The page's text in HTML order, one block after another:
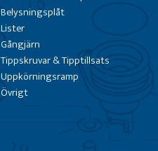
Belysningsplåt
Lister
Gångjärn
Tippskruvar & Tipptillsats
Uppkörningsramp
Övrigt